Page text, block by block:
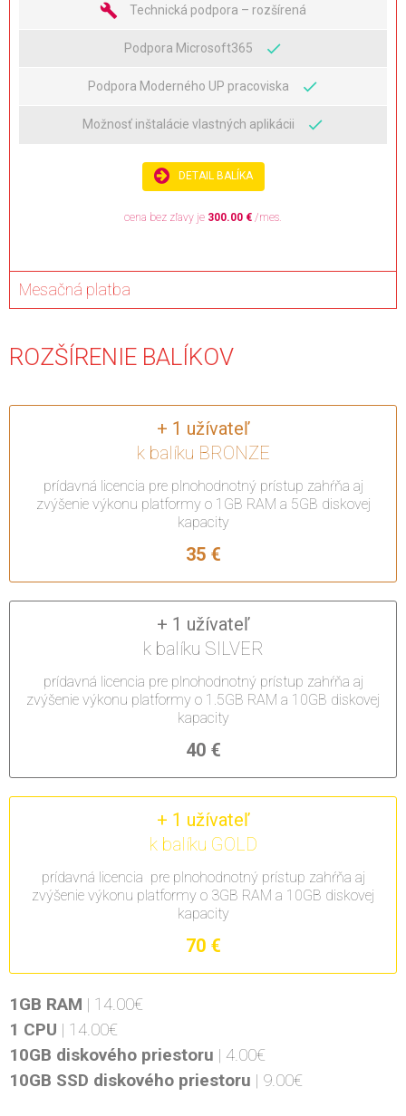
Technická podpora – rozšírená
Podpora Microsoft365
Podpora Moderného UP pracoviska
Možnosť inštalácie vlastných aplikácii
DETAIL BALÍKA
cena bez zľavy je 300.00 € /mes.
Mesačná platba
ROZŠÍRENIE BALÍKOV
+ 1 užívateľ
k balíku BRONZE
prídavná licencia pre plnohodnotný prístup zahŕňa aj
zvýšenie výkonu platformy o 1GB RAM a 5GB diskovej
kapacity
35 €
+ 1 užívateľ
k balíku SILVER
prídavná licencia pre plnohodnotný prístup zahŕňa aj
zvýšenie výkonu platformy o 1.5GB RAM a 10GB diskovej
kapacity
40 €
+ 1 užívateľ
k balíku GOLD
prídavná licencia pre plnohodnotný prístup zahŕňa aj
zvýšenie výkonu platformy o 3GB RAM a 10GB diskovej
kapacity
70 €
1GB RAM | 14.00€
1 CPU | 14.00€
10GB diskového priestoru | 4.00€
10GB SSD diskového priestoru | 9.00€